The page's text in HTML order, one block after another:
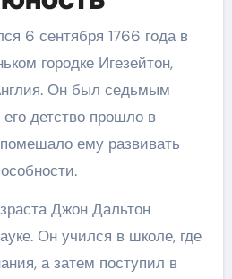
6 сентября 1766 года в
городке Игезейтон,
Он был седьмым
детство прошло в
ему развивать
Джон Дальтон
Он учился в школе, где
а затем поступил в